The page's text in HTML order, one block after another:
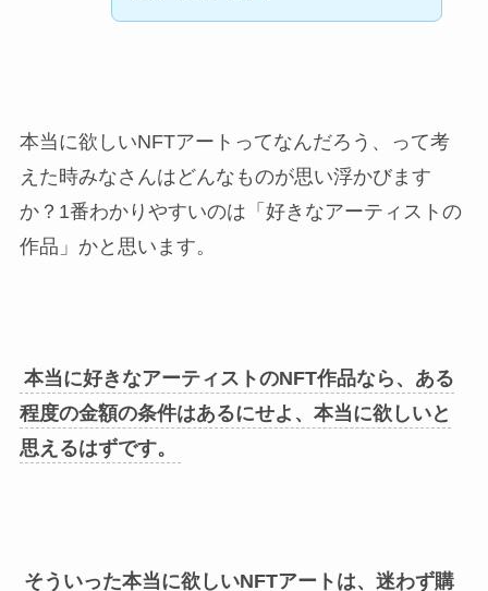
本当に欲しいNFTアートってなんだろう、って考
えた時みなさんはどんなものが思い浮かびます
か？1番わかりやすいのは「好きなアーティストの
作品」かと思います。
本当に好きなアーティストのNFT作品なら、ある
程度の金額の条件はあるにせよ、本当に欲しいと
思えるはずです。
そういった本当に欲しいNFTアートは、迷わず購